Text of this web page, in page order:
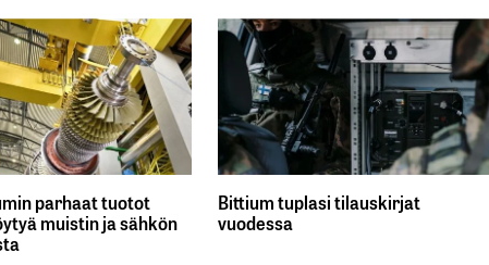
parhaat tuotot
muistin ja sähkön
Bittium tuplasi tilauskirjat
vuodessa